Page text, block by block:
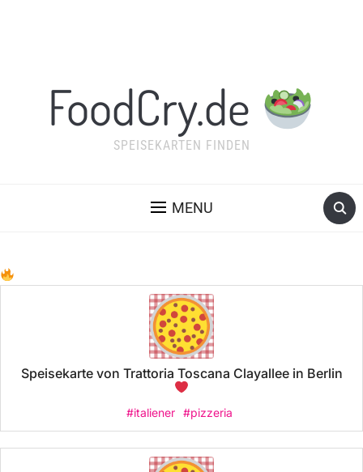
FoodCry.de
SPEISEKARTEN FINDEN
MENU
Speisekarte von Trattoria Toscana Clayallee in Berlin
#italiener #pizzeria